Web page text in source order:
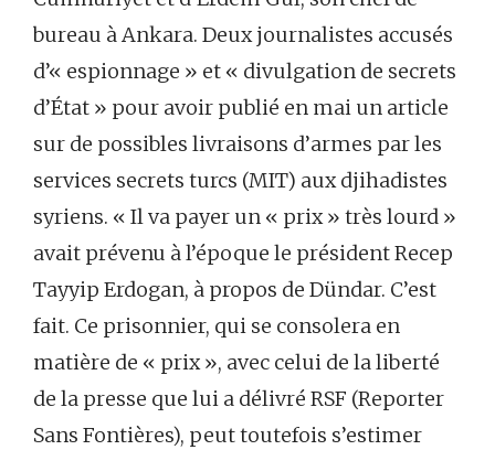
bureau à Ankara. Deux journalistes accusés
d’« espionnage » et « divulgation de secrets
d’État » pour avoir publié en mai un article
sur de possibles livraisons d’armes par les
services secrets turcs (MIT) aux djihadistes
syriens. « Il va payer un « prix » très lourd »
avait prévenu à l’époque le président Recep
Tayyip Erdogan, à propos de Dündar. C’est
fait. Ce prisonnier, qui se consolera en
matière de « prix », avec celui de la liberté
de la presse que lui a délivré RSF (Reporter
Sans Fontières), peut toutefois s’estimer